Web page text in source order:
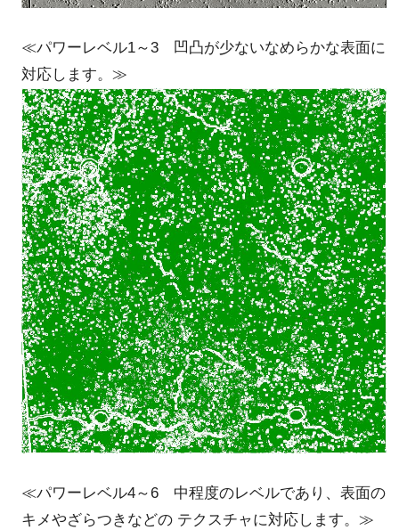
≪パワーレベル1～3 凹凸が少ないなめらかな表面に
対応します。≫
≪パワーレベル4～6 中程度のレベルであり、表面の
キメやざらつきなどの テクスチャに対応します。≫